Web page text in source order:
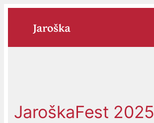
JaroškaFest 2025